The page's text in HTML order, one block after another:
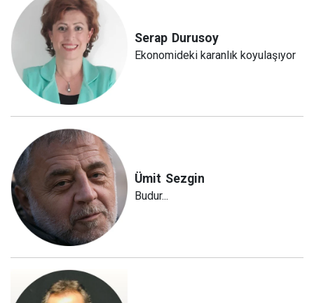
Serap Durusoy
Ekonomideki karanlık koyulaşıyor
Ümit Sezgin
Budur...